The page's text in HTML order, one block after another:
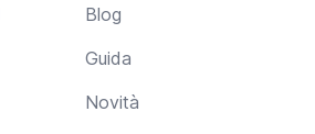
Blog
Guida
Novità